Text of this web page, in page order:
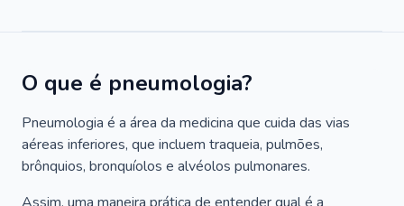
O que é pneumologia?
Pneumologia é a área da medicina que cuida das vias
aéreas inferiores, que incluem traqueia, pulmões,
brônquios, bronquíolos e alvéolos pulmonares.